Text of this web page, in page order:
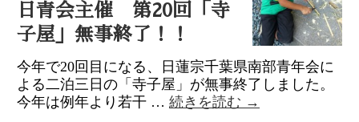
日青会主催 第20回「寺
子屋」無事終了！！
今年で20回目になる、日蓮宗千葉県南部青年会に
よる二泊三日の「寺子屋」が無事終了しました。
今年は例年より若干 … 続きを読む →